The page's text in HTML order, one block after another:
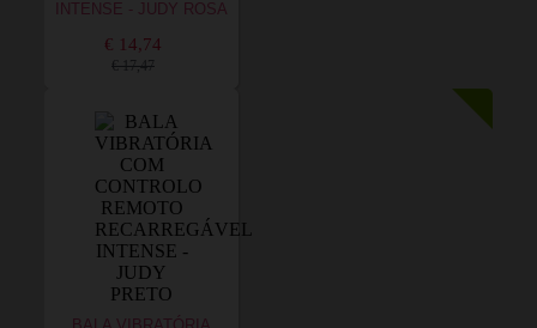
INTENSE - JUDY ROSA
€ 14,74
€ 17,47